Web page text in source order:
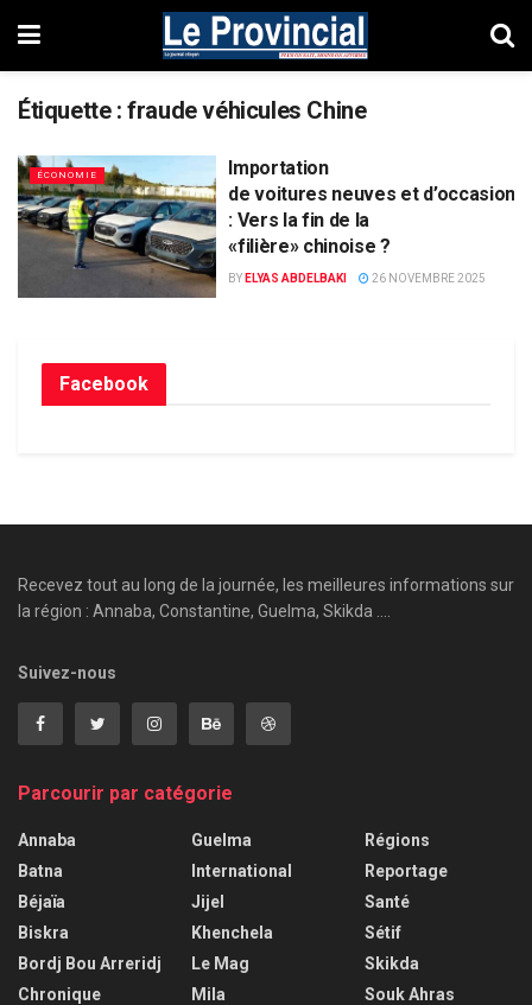
Étiquette :fraude véhicules Chine
ÉCONOMIE
Importation
de voitures neuves et d’occasion
: Vers la fin de la
«filière» chinoise ?
BY ELYAS ABDELBAKI 26 NOVEMBRE 2025
Facebook
Recevez tout au long de la journée, les meilleures informations sur
la région : Annaba, Constantine, Guelma, Skikda ....
Suivez-nous
Parcourir par catégorie
Annaba
Batna
Béjaïa
Biskra
Bordj Bou Arreridj
Chronique
Guelma
International
Jijel
Khenchela
Le Mag
Mila
Régions
Reportage
Santé
Sétif
Skikda
Souk Ahras